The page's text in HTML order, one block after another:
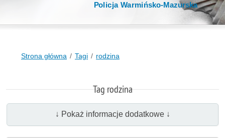
Policja Warmińsko-Mazurska
Strona główna Tagi rodzina
Tag rodzina
↓ Pokaż informacje dodatkowe ↓